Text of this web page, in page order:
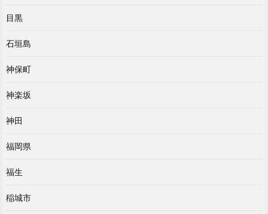
目黒
石垣島
神保町
神楽坂
神田
福岡県
福生
稲城市